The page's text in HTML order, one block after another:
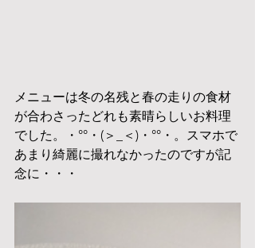
メニューは冬の名残と春の走りの食材
が合わさったどれも素晴らしいお料理
でした。・°°・(＞_＜)・°°・。スマホで
あまり綺麗に撮れなかったのですが記
念に・・・